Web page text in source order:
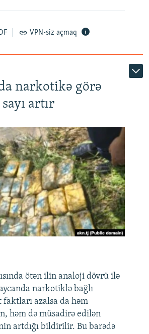
VPN-siz açmaq
narkotikə görə
artır
ötən ilin analoji dövrü ilə
narkotiklə bağlı
azalsa da həm
həm də müsadirə edilən
artdığı bildirilir. Bu barədə